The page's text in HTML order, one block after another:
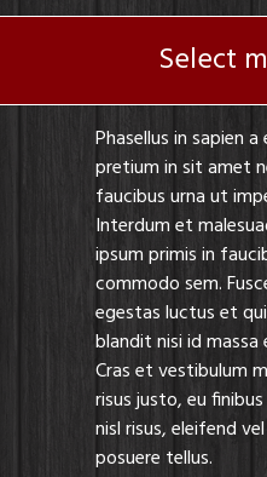
Select
Phasellus in sapien
pretium in sit amet
faucibus urna ut
Interdum et
ipsum primis in
commodo sem.
egestas luctus et
blandit nisi id massa
Cras et vestibulum
risus justo, eu
nisl risus, eleifend
posuere tellus.